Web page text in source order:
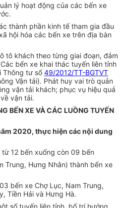
lý hoạt động của các bến xe
thành phần kinh tế tham gia đầu
hội hóa các bến xe trên địa bàn
tô khách theo từng giai đoạn, đảm
bến xe khai thác tuyến liên tỉnh
Thông tư số49/2012/TT-BGTVT
Vận tải). Phát huy vai trò quản
vận tải khách; phục vụ hiệu quả
vận tải.
BẾN XE VÀ CÁC LUỒNG TUYẾN
2020, thực hiện các nội dung
12 bến xuống còn 09 bến
Trung, Hưng Nhân) thành bến xe
bến xe Chợ Lục, Nam Trung,
Tiền Hải và Hưng Hà.
số tuyến liên tỉnh, bố trí hướng